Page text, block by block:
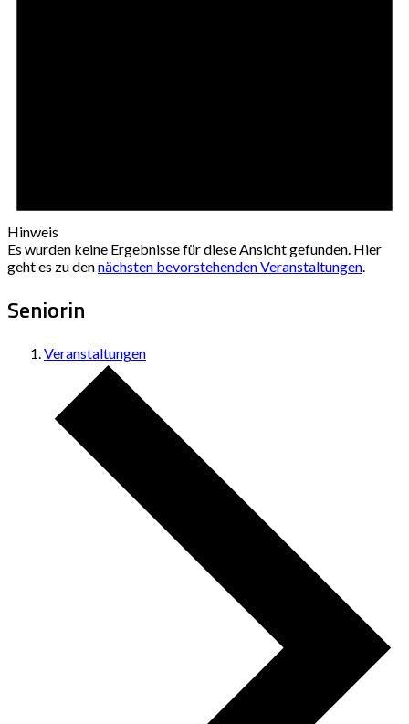
Hinweis
Es wurden keine Ergebnisse für diese Ansicht gefunden. Hier
geht es zu dennächsten bevorstehenden Veranstaltungen.
Seniorin
Veranstaltungen